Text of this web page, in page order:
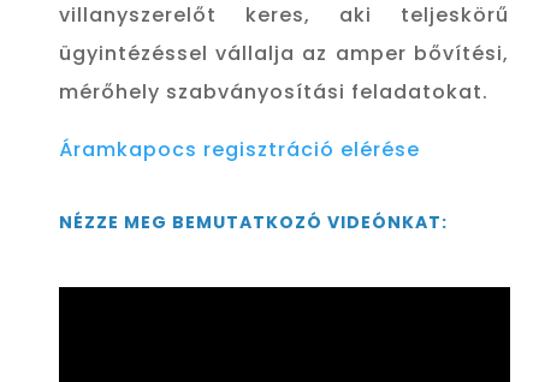
villanyszerelőt keres, aki teljeskörű
ügyintézéssel vállalja az amper bővítési,
mérőhely szabványosítási feladatokat.
Áramkapocs regisztráció elérése
NÉZZE MEG BEMUTATKOZÓ VIDEÓNKAT: